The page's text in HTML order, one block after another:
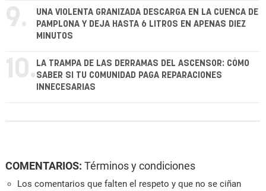
9.
UNA VIOLENTA GRANIZADA DESCARGA EN LA CUENCA DE
PAMPLONA Y DEJA HASTA 6 LITROS EN APENAS DIEZ
MINUTOS
10. LA TRAMPA DE LAS DERRAMAS DEL ASCENSOR: CÓMO
SABER SI TU COMUNIDAD PAGA REPARACIONES
INNECESARIAS
COMENTARIOS: Términos y condiciones
Los comentarios que falten el respeto y que no se ciñan